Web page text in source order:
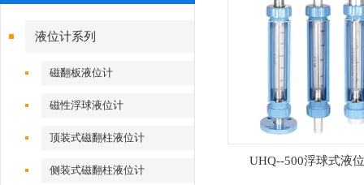
液位计系列
磁翻板液位计
磁性浮球液位计
顶装式磁翻柱液位计
侧装式磁翻柱液位计
UHQ--500浮球式液